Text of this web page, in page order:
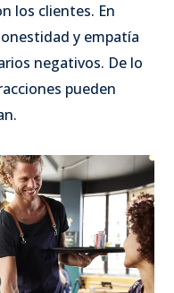
los clientes. En
y empatía
negativos. De lo
pueden